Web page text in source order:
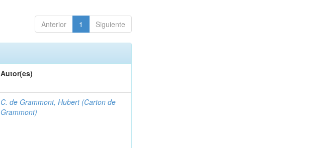
Anterior 1 Siguiente
Autor(es)
C. de Grammont, Hubert (Carton de
Grammont)